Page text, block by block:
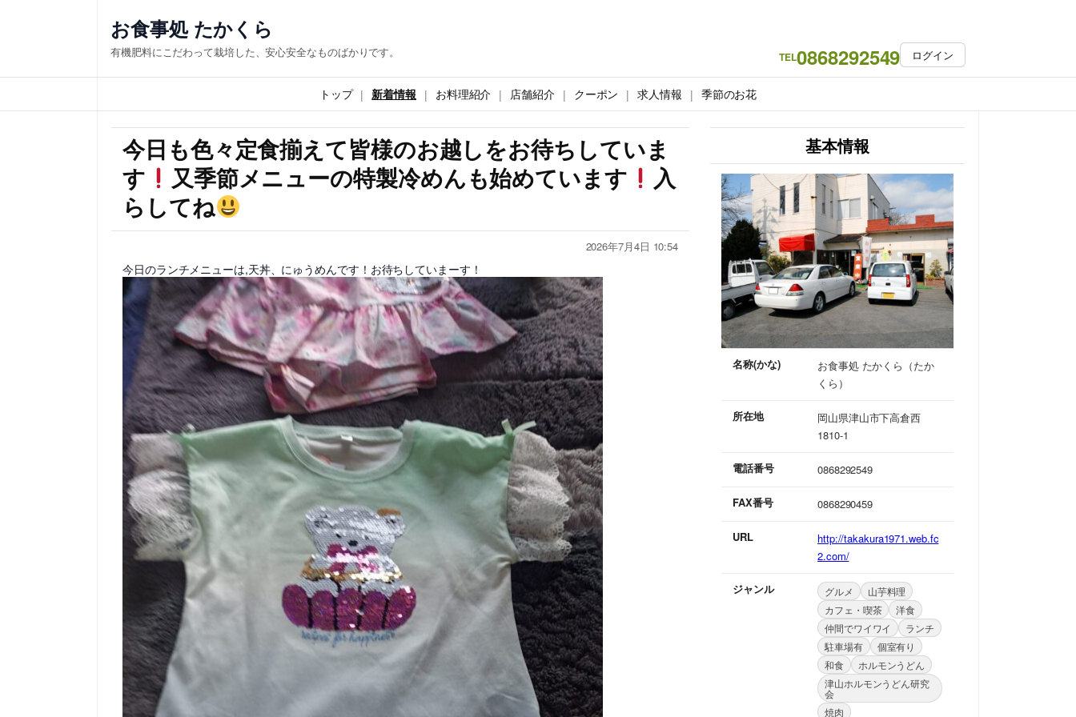
お食事処 たかくら
有機肥料にこだわって栽培した、安心安全なものばかりです。 TEL0868292549 ログイン
トップ 新着情報 お料理紹介 店舗紹介 クーポン 求人情報 季節のお花
今日も色々定食揃えて皆様のお越しをお待ちしていま
す
又季節メニューの特製冷めんも始めています
入
らしてね
2026年7月4日 10:54
今日のランチメニューは,天丼、にゅうめんです！お待ちしていまーす！
基本情報
名称(かな)
お食事処 たかくら（たか
くら）
所在地
岡山県津山市下高倉西
1810-1
電話番号 0868292549
FAX番号 0868290459
URL
http://takakura1971.web.fc
2.com/
ジャンル グルメ
山芋料理
カフェ・喫茶
洋食
仲間でワイワイ
ランチ
駐車場有
個室有り
和食
ホルモンうどん
津山ホルモンうどん研究
会
焼肉